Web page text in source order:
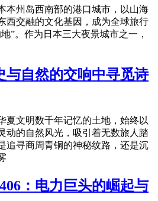
本州岛西南部的港口城市，以山海
西交融的文化基因，成为全球旅行
”。作为日本三大夜景城市之一，
与自然的交响中寻觅诗
夏文明数千年记忆的土地，始终以
动的自然风光，吸引着无数旅人踏
追寻商周青铜的神秘纹路，还是沉
：电力巨头的崛起与